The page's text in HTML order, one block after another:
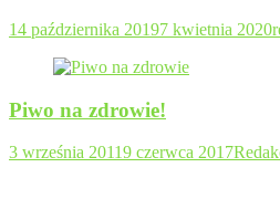
14 października 20197 kwietnia 2020
Piwo na zdrowie!
3 września 20119 czerwca 2017